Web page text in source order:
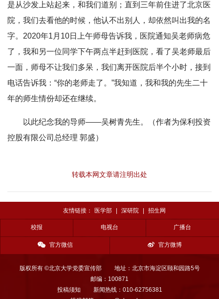
是从沙发上站起来，和我们道别；直到三年前住进了北京医
院，我们去看他的时候，他认不出别人，却依然叫出我的名
字。2020年1月10日上午师母告诉我，医院通知吴老师病危
了，我和另一位同学下午两点半赶到医院，看了吴老师最后
一面，师母不让我们多呆，我们离开医院后半个小时，接到
电话告诉我：“你的老师走了。”我知道，我和我的先生二十
年的师生情份却还在继续。
以此纪念我的导师——吴树青先生。（作者为保利投资
控股有限公司总经理 郭盛）
转载本网文章请注明出处
友情链接： 医学部 深研院 招生网
校报 电视台 广播台
官方微信 官方微博
版权所有 ©北京大学党委宣传部
地址：北京市海淀区颐和园路5号
邮编：100871
投稿须知
新闻热线：010-62756381